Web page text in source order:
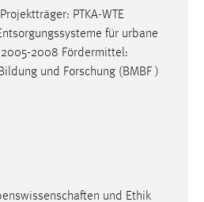
PTKA-WTE
für urbane
2008 Fördermittel:
und Forschung (BMBF )
und Ethik